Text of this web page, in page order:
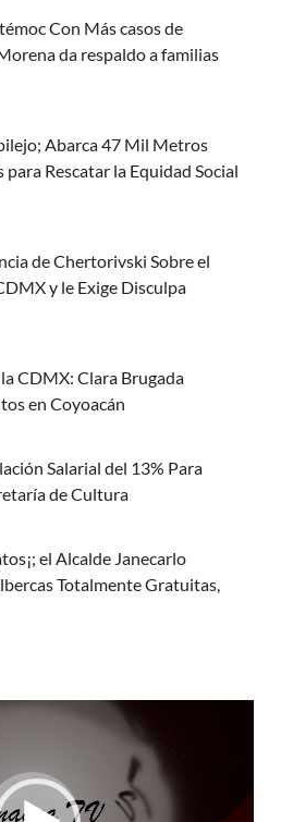
Con Más casos de
da respaldo a familias
Abarca 47 Mil Metros
Rescatar la Equidad Social
de Chertorivski Sobre el
y le Exige Disculpa
CDMX: Clara Brugada
en Coyoacán
Salarial del 13% Para
de Cultura
el Alcalde Janecarlo
Totalmente Gratuitas,